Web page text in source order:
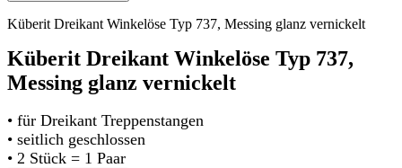
Küberit Dreikant Winkelöse Typ 737, Messing glanz vernickelt
Küberit Dreikant Winkelöse Typ 737,
Messing glanz vernickelt
• für Dreikant Treppenstangen
• seitlich geschlossen
• 2 Stück = 1 Paar